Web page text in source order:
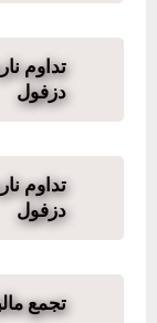
تداوم
دزفول
تداوم
دزفول
تجمع